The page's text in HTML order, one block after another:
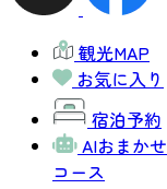
観光MAP
お気に入り
宿泊予約
AIおまかせ
コース